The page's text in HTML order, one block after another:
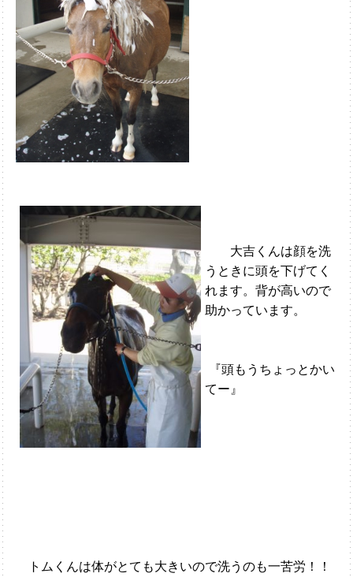
大吉くんは顔を洗
うときに頭を下げてく
れます。背が高いので
助かっています。
『頭もうちょっとかい
てー』
トムくんは体がとても大きいので洗うのも一苦労！！